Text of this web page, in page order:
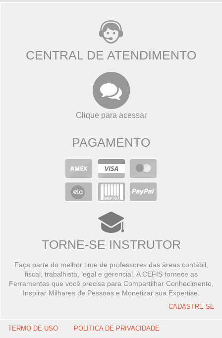
CENTRAL DE ATENDIMENTO
Clique para acessar
PAGAMENTO
TORNE-SE INSTRUTOR
Faça parte do melhor time de professores das áreas contábil,
fiscal, trabalhista, legal e gerencial. A CEFIS fornece as
Ferramentas que você precisa para Compartilhar Conhecimento,
Inspirar Milhares de Pessoas e Monetizar sua Expertise.
CADASTRE-SE
TERMO DE USO POLITICA DE PRIVACIDADE